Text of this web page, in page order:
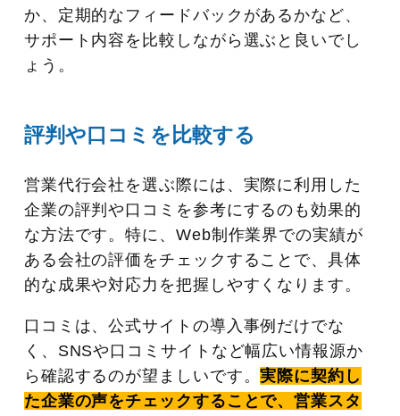
か、定期的なフィードバックがあるかなど、
サポート内容を比較しながら選ぶと良いでし
ょう。
評判や口コミを比較する
営業代行会社を選ぶ際には、実際に利用した
企業の評判や口コミを参考にするのも効果的
な方法です。特に、Web制作業界での実績が
ある会社の評価をチェックすることで、具体
的な成果や対応力を把握しやすくなります。
口コミは、公式サイトの導入事例だけでな
く、SNSや口コミサイトなど幅広い情報源か
ら確認するのが望ましいです。実際に契約し
た企業の声をチェックすることで、営業スタ